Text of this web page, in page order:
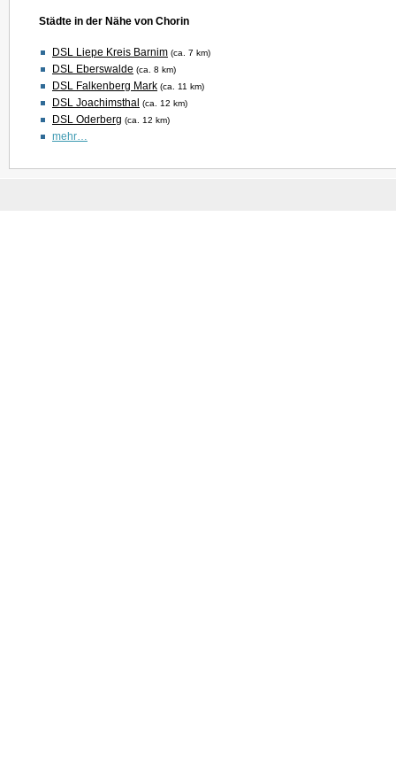
Städte in der Nähe von Chorin
DSL Liepe Kreis Barnim (ca. 7 km)
DSL Eberswalde (ca. 8 km)
DSL Falkenberg Mark (ca. 11 km)
DSL Joachimsthal (ca. 12 km)
DSL Oderberg (ca. 12 km)
mehr…